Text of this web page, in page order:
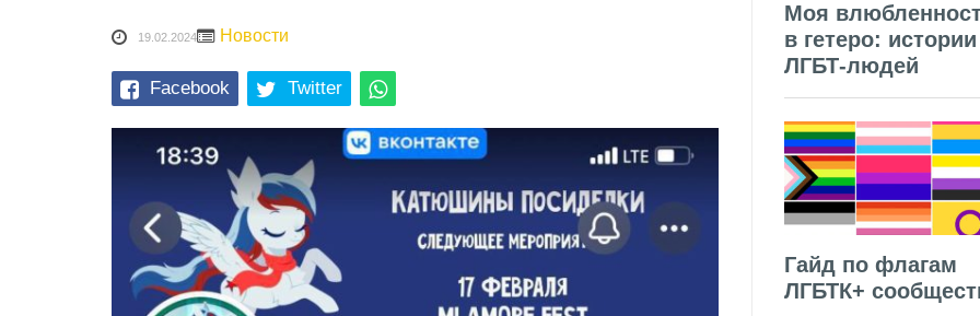
19.02.2024 Новости
Facebook Twitter
Моя
в гетеро: истории
ЛГБТ-людей
Гайд по флагам
ЛГБТК+